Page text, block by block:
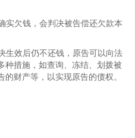
实欠钱，会判决被告偿还欠款本
生效后仍不还钱，原告可以向法
种措施，如查询、冻结、划拨被
财产等，以实现原告的债权。